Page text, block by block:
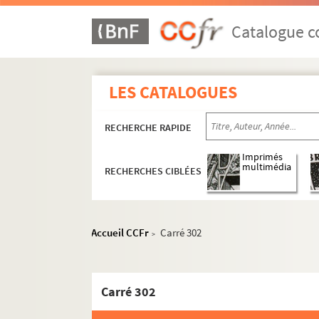
Catalogue
LES CATALOGUES
RECHERCHE RAPIDE
RECHERCHES CIBLÉES
Imprimés
multimédia
Accueil CCFr > Carré 302
Carré 302